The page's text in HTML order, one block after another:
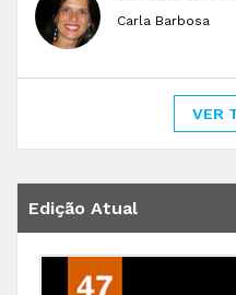
Carla Barbosa
VER
Edição Atual